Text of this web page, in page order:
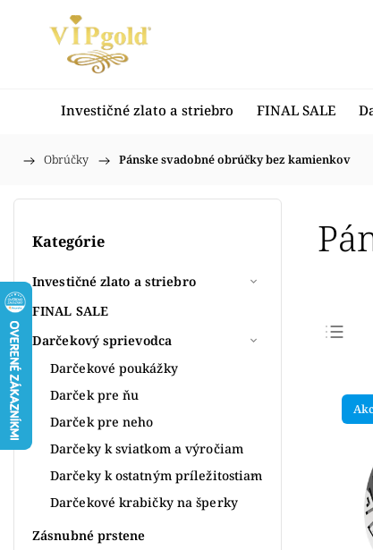
Investičné zlato a striebro FINAL SALE
Domov
/ Obrúčky / Pánske svadobné obrúčky bez kamienkov
Kategórie
Investičné zlato a striebro
FINAL SALE
Darčekový sprievodca
Darčekové poukážky
Darček pre ňu
Darček pre neho
Darčeky k sviatkom a výročiam
Darčeky k ostatným príležitostiam
Darčekové krabičky na šperky
Zásnubné prstene